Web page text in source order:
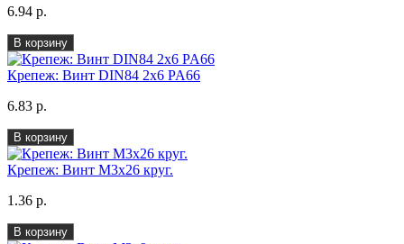
6.94 р.
В корзину
Крепеж: Винт DIN84 2x6 PA66
6.83 р.
В корзину
Крепеж: Винт М3x26 круг.
1.36 р.
В корзину